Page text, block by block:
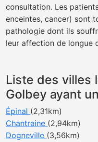
consultation. Les
enceintes, cancer) sont
pathologie dont ils
leur affection de longue
Liste des villes
Golbey ayant
Épinal (2,31km)
Chantraine (2,94km)
Dogneville (3,56km)